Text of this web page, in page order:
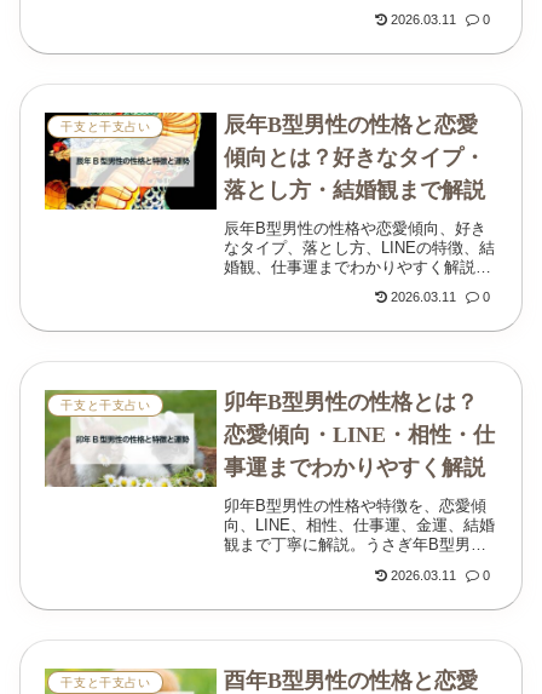
2026.03.11 0
干支と干支占い
辰年B型男性の性格と恋愛
傾向とは？好きなタイプ・
落とし方・結婚観まで解説
辰年B型男性の性格や恋愛傾向、好き
なタイプ、落とし方、LINEの特徴、結
婚観、仕事運までわかりやすく解説。
良い女性についても丁寧に紹介しま
2026.03.11 0
干支と干支占い
卯年B型男性の性格とは？
恋愛傾向・LINE・相性・仕
事運までわかりやすく解説
卯年B型男性の性格や特徴を、恋愛傾
向、LINE、相性、仕事運、金運、結婚
観まで丁寧に解説。うさぎ年B型男性
2026.03.11 0
干支と干支占い
酉年B型男性の性格と恋愛